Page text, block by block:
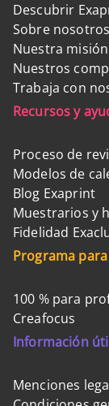
Descubrir
Sobre nosotros
Nuestra
Nuestros
Trabaja con
Recursos y
Proceso de
Modelos de
Blog Exaprint
Muestrarios y
Fidelidad
Programa
100 % para
Creafocus
Información
Menciones